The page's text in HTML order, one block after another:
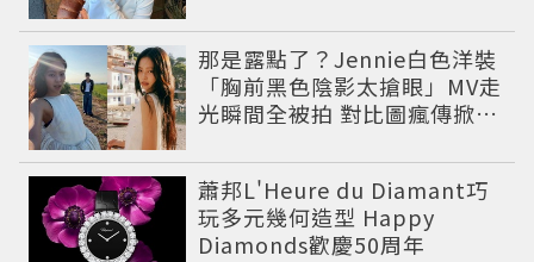
那是露點了？Jennie白色洋裝
「胸前黑色陰影太搶眼」MV走
光瞬間全被拍 對比圖瘋傳掀論
蕭邦L'Heure du Diamant巧
玩多元幾何造型 Happy
Diamonds歡慶50周年